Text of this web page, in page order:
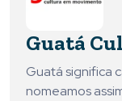
Guatá
Guatá significa
nomeamos